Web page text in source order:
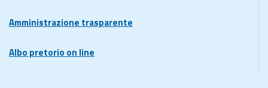
Amministrazione trasparente
Albo pretorio on line